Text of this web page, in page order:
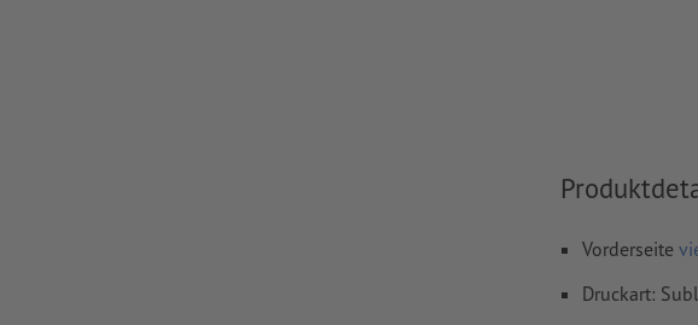
Vorderseite
Druckart: